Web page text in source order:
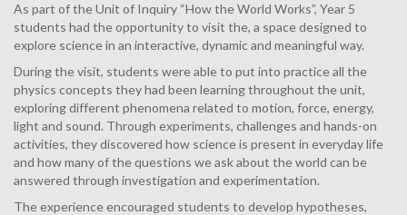
As part of the Unit of Inquiry “How the World Works”, Year 5
students had the opportunity to visit the, a space designed to
explore science in an interactive, dynamic and meaningful way.
During the visit, students were able to put into practice all the
physics concepts they had been learning throughout the unit,
exploring different phenomena related to motion, force, energy,
light and sound. Through experiments, challenges and hands-on
activities, they discovered how science is present in everyday life
and how many of the questions we ask about the world can be
answered through investigation and experimentation.
The experience encouraged students to develop hypotheses,